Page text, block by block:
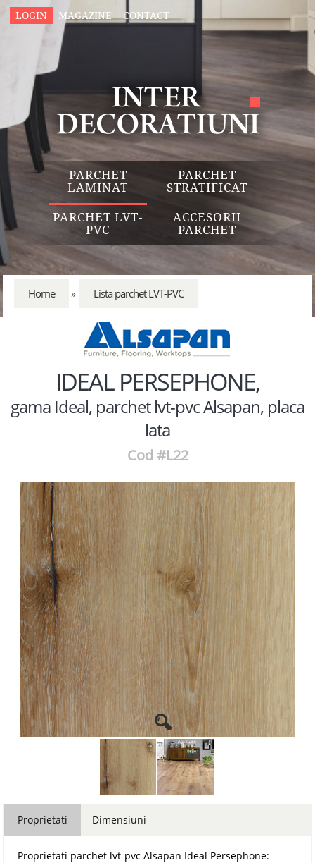
LOGIN MAGAZINE CONTACT
PARCHET
LAMINAT
PARCHET
STRATIFICAT
PARCHET LVT-
PVC
ACCESORII
PARCHET
Home » Lista parchet LVT-PVC
IDEAL PERSEPHONE,
gama Ideal, parchet lvt-pvc Alsapan, placa
lata
Cod #L22
Proprietati Dimensiuni
Proprietati parchet lvt-pvc Alsapan Ideal Persephone: